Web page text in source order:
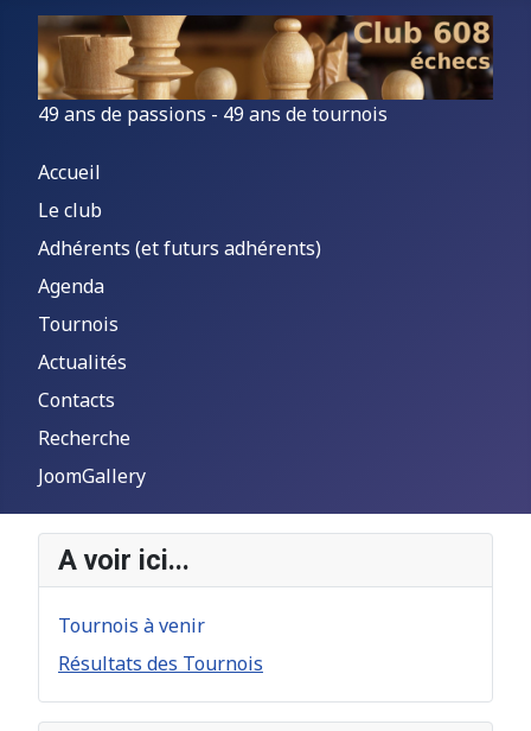
49 ans de passions - 49 ans de tournois
Accueil
Le club
Adhérents (et futurs adhérents)
Agenda
Tournois
Actualités
Contacts
Recherche
JoomGallery
A voir ici...
Tournois à venir
Résultats des Tournois